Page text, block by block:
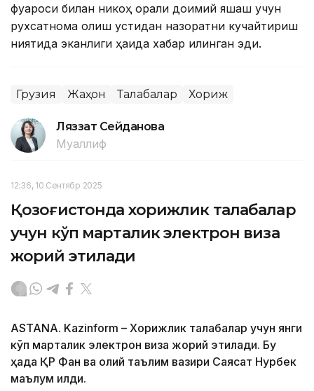
фуқароси билан никоҳ орқали доимий яшаш учун
рухсатнома олиш устидан назоратни кучайтириш
ниятида эканлиги ҳақида хабар қилинган эди.
Грузия Жаҳон Талабалар Хориж
Ляззат Сейданова
Муаллиф
12:36, 10 Сентябр 2025
Қозоғистонда хорижлик талабалар
учун кўп марталик электрон виза
жорий этилади
ASTANA. Kazinform – Хорижлик талабалар учун янги
кўп марталик электрон виза жорий этилади. Бу
ҳақда ҚР Фан ва олий таълим вазири Саясат Нурбек
маълум қилди.